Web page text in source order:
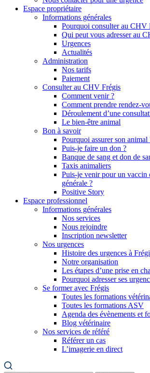
Espace propriétaire
Informations générales
Pourquoi consulter au CHV
Qui peut vous adresser au
Urgences
Actualités
Administration
Nos tarifs
Paiement
Consulter au CHV Frégis
Comment venir ?
Comment prendre rendez-
Déroulement d’une
Le bien-être animal
Bon à savoir
Pourquoi assurer son animal
Puis-je faire un don ?
Banque de sang et don de
Taxis animaliers
Puis-je venir pour un vaccin
générale ?
Positive Story
Espace professionnel
Informations générales
Nos services
Nous rejoindre
Inscription newsletter
Nos urgences
Histoire des urgences à
Notre organisation
Les étapes d’une prise en
Pourquoi adresser ses
Se former avec Frégis
Toutes les formations
Toutes les formations ASV
Agenda des évènements et
Blog vétérinaire
Nos services de référé
Référer un cas
L’imagerie en direct